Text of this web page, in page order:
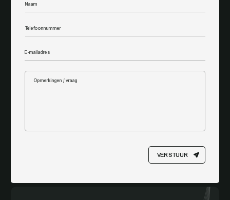
VERSTUUR